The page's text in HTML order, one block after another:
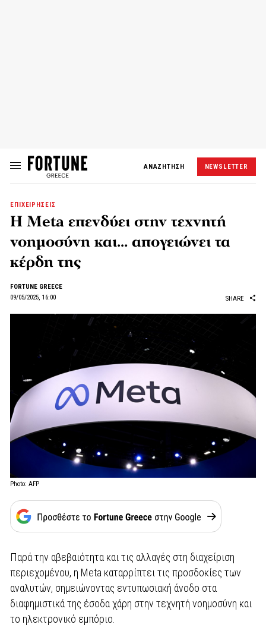
ΑΝΑΖΗΤΗΣΗ NEWSLETTER
ΕΠΙΧΕΙΡΗΣΕΙΣ
Η Meta επενδύει στην τεχνητή
νοημοσύνη και… απογειώνει τα
κέρδη της
FORTUNE GREECE
09/05/2025, 16:00
SHARE
Photo: AFP
Παρά την αβεβαιότητα και τις αλλαγές στη διαχείριση
περιεχομένου, η Meta καταρρίπτει τις προσδοκίες των
αναλυτών, σημειώνοντας εντυπωσιακή άνοδο στα
διαφημιστικά της έσοδα χάρη στην τεχνητή νοημοσύνη και
το ηλεκτρονικό εμπόριο.